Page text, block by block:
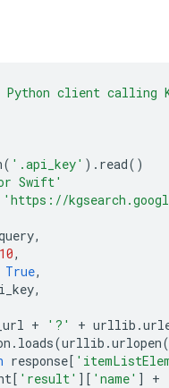
Python client calling
( '.api_key' ). read()
Swift'
'https://
,
10,
True,
,
+ '?' + urllib .
. loads(urllib .urlopen(
response[
[ 'result' ][ 'name' ] +